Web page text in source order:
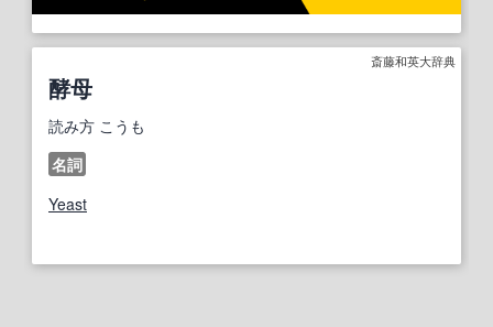
斎藤和英大辞典
酵母
読み方 こうも
名詞
Yeast